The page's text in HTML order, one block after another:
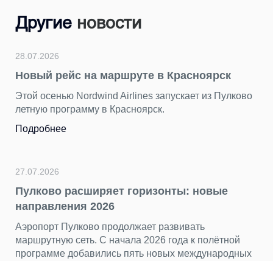
Другие новости
28.07.2026
Новый рейс на маршруте в Красноярск
Этой осенью Nordwind Airlines запускает из Пулково
летную программу в Красноярск.
Подробнее
27.07.2026
Пулково расширяет горизонты: новые
направления 2026
Аэропорт Пулково продолжает развивать
маршрутную сеть. С начала 2026 года к полётной
программе добавились пять новых международных